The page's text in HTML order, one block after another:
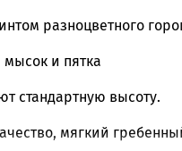
разноцветного
и пятка
стандартную высоту.
мягкий